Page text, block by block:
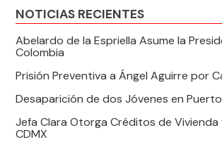
NOTICIAS RECIENTES
Abelardo de la Espriella Asume la
Colombia
Prisión Preventiva a Ángel Aguirre por
Desaparición de dos Jóvenes en
Jefa Clara Otorga Créditos de Vivienda
CDMX